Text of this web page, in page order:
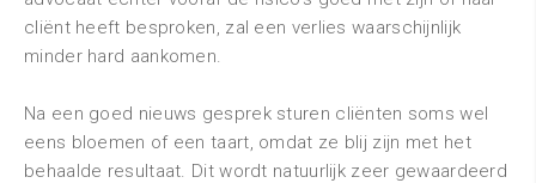
cliënt heeft besproken, zal een verlies waarschijnlijk
minder hard aankomen.
Na een goed nieuws gesprek sturen cliënten soms wel
eens bloemen of een taart, omdat ze blij zijn met het
behaalde resultaat. Dit wordt natuurlijk zeer gewaardeerd